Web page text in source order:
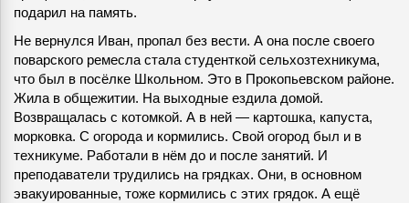
подарил на память.
Не вернулся Иван, пропал без вести. А она после своего
поварского ремесла стала студенткой сельхозтехникума,
что был в посёлке Школьном. Это в Прокопьевском районе.
Жила в общежитии. На выходные ездила домой.
Возвращалась с котомкой. А в ней — картошка, капуста,
морковка. С огорода и кормились. Свой огород был и в
техникуме. Работали в нём до и после занятий. И
преподаватели трудились на грядках. Они, в основном
эвакуированные, тоже кормились с этих грядок. А ещё